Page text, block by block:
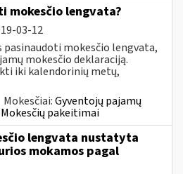
mokesčio lengvata?
03-12
pasinaudoti mokesčio lengvata,
mokesčio deklaraciją.
iki kalendorinių metų,
Mokesčiai:Gyventojų pajamų
Mokesčių pakeitimai
lengvata nustatyta
mokamos pagal